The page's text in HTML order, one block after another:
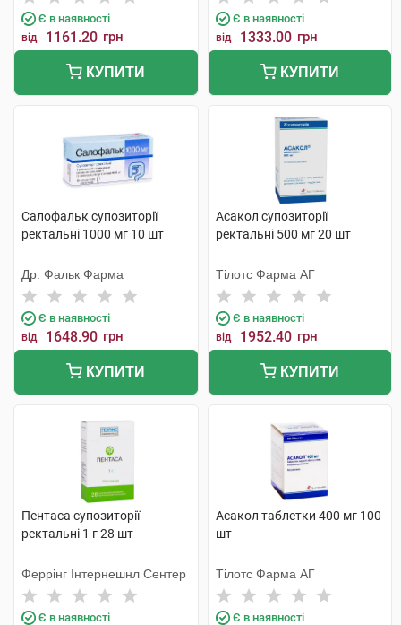
Є в наявності
від 1161.20 грн
КУПИТИ
Є в наявності
від 1333.00 грн
КУПИТИ
Салофальк супозиторії
ректальні 1000 мг 10 шт
Др. Фальк Фарма
Є в наявності
від 1648.90 грн
КУПИТИ
Асакол супозиторії
ректальні 500 мг 20 шт
Тілотс Фарма АГ
Є в наявності
від 1952.40 грн
КУПИТИ
Пентаса супозиторії
ректальні 1 г 28 шт
Феррінг Інтернешнл Сентер
Є в наявності
Асакол таблетки 400 мг 100
шт
Тілотс Фарма АГ
Є в наявності